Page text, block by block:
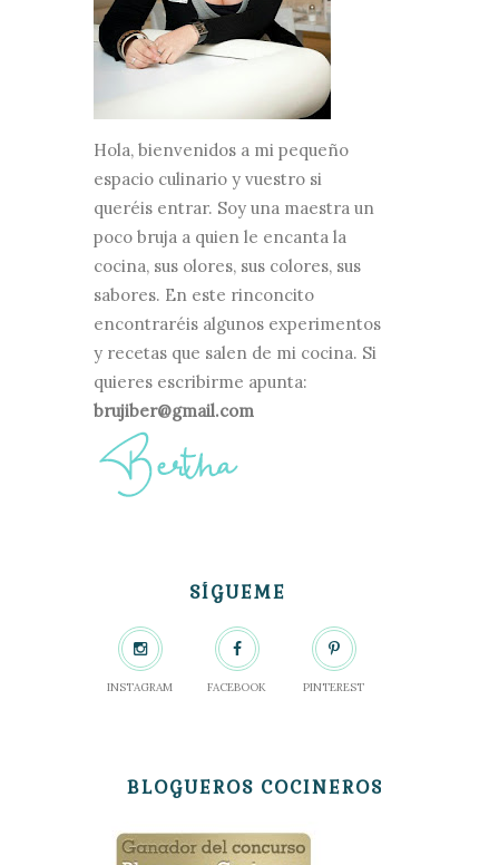
Hola, bienvenidos a mi pequeño
espacio culinario y vuestro si
queréis entrar. Soy una maestra un
poco bruja a quien le encanta la
cocina, sus olores, sus colores, sus
sabores. En este rinconcito
encontraréis algunos experimentos
y recetas que salen de mi cocina. Si
quieres escribirme apunta:
brujiber@gmail.com
SÍGUEME
INSTAGRAM FACEBOOK PINTEREST
BLOGUEROS COCINEROS